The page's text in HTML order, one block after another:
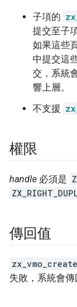
子項的
提交至子
如果這些
中提交這
交，系統
響上層。
不支援
權限
handle 必須是
傳回值
失敗，系統會傳